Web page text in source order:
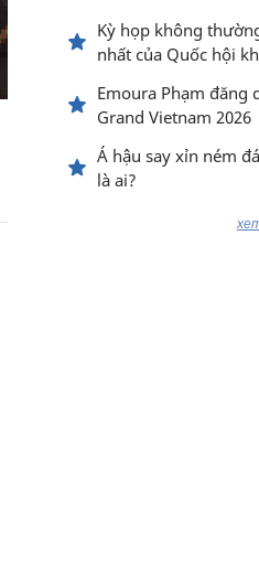
Kỳ họp không
nhất của Quốc hội
Emoura Phạm đăng
Grand Vietnam 2026
Á hậu say xỉn ném
là ai?